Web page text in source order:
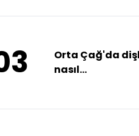
Orta Çağ'da
nasıl